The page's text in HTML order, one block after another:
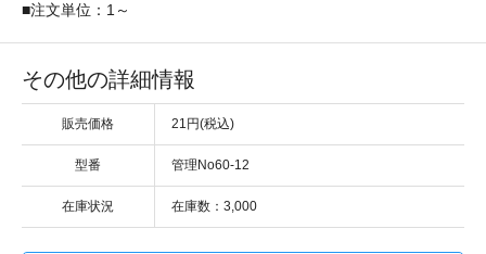
■注文単位：1～
その他の詳細情報
販売価格 21円(税込)
型番 管理No60-12
在庫状況 在庫数：3,000